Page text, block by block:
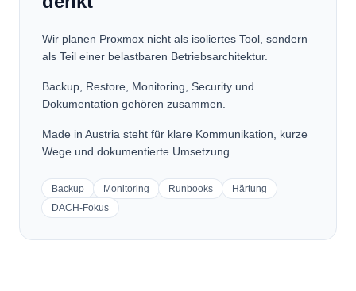
Wir planen Proxmox nicht als isoliertes Tool, sondern
als Teil einer belastbaren Betriebsarchitektur.
Backup, Restore, Monitoring, Security und
Dokumentation gehören zusammen.
Made in Austria steht für klare Kommunikation, kurze
Wege und dokumentierte Umsetzung.
Backup Monitoring Runbooks
Härtung
DACH-Fokus